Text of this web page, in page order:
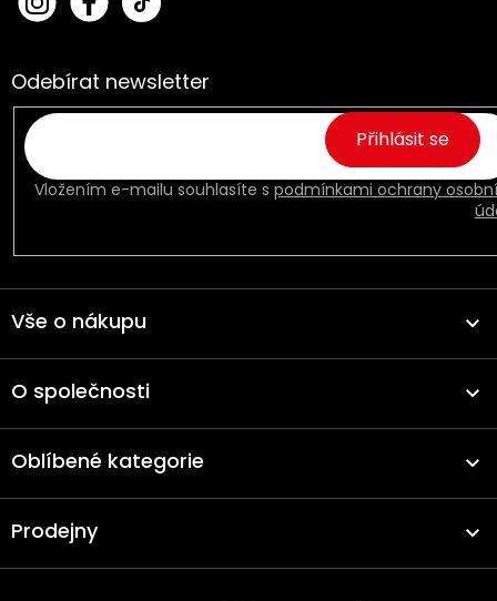
i
oo_
ebo
Odebírat newsletter
Vložením e-mailu souhlasíte s podmínkami ochrany
Přihlásit se
Vše o nákupu
O společnosti
Oblíbené kategorie
Prodejny